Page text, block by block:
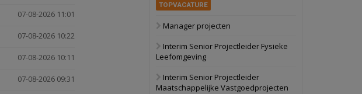
07-08-2026 11:01
07-08-2026 10:22
07-08-2026 10:11
07-08-2026 09:31
28 september 2026
bedrijventerrein
Bekijk
Schuinesloot
TOPVACATURE
Manager projecten
Interim Senior Projectleider Fysieke
Leefomgeving
Interim Senior Projectleider
Maatschappelijke Vastgoedprojecten